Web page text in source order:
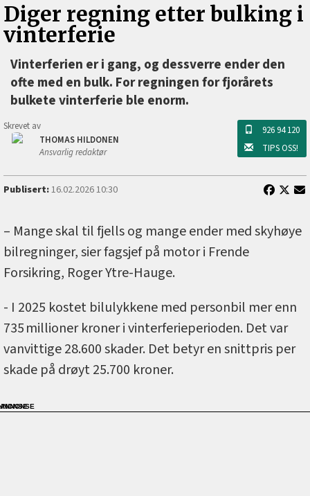
Diger regning etter bulking i
vinterferie
Vinterferien er i gang, og dessverre ender den
ofte med en bulk. For regningen for fjorårets
bulkete vinterferie ble enorm.
Skrevet av
THOMAS HILDONEN
Ansvarlig redaktør
926 94 120
TIPS OSS!
Publisert:16.02.2026 10:30
– Mange skal til fjells og mange ender med skyhøye
bilregninger, sier fagsjef på motor i Frende
Forsikring, Roger Ytre-Hauge.
- I 2025 kostet bilulykkene med personbil mer enn
735 millioner kroner i vinterferieperioden. Det var
vanvittige 28.600 skader. Det betyr en snittpris per
skade på drøyt 25.700 kroner.